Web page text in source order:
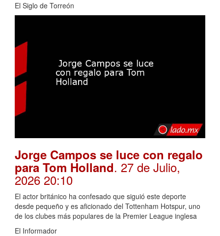
El Siglo de Torreón
Jorge Campos se luce con regalo
para Tom Holland. 27 de Julio,
2026 20:10
El actor británico ha confesado que siguió este deporte
desde pequeño y es aficionado del Tottenham Hotspur, uno
de los clubes más populares de la Premier League inglesa
El Informador